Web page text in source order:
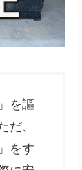
を謳
だ、
をす